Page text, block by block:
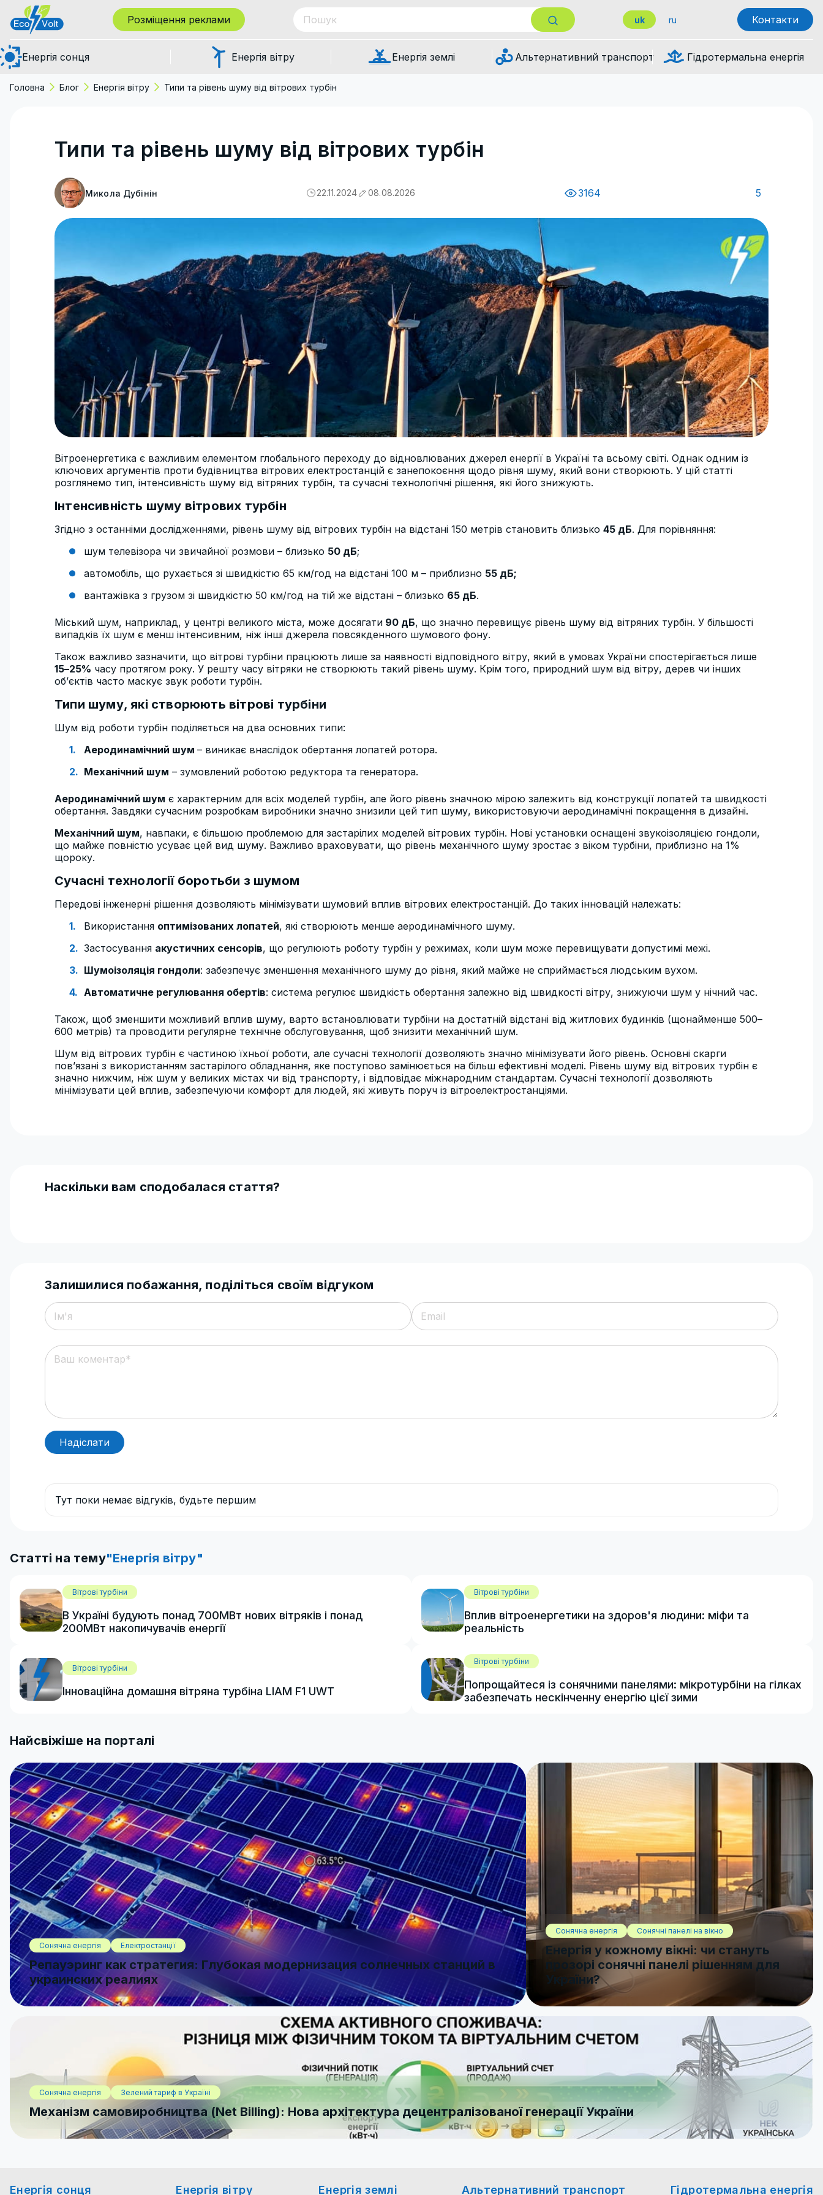
Розміщення реклами uk ru Контакти
Енергія сонця Енергія вітру Енергія землі Альтернативний транспорт Гідротермальна енергія
Головна Блог Енергія вітру Типи та рівень шуму від вітрових турбін
Типи та рівень шуму від вітрових турбін
Микола Дубінін 22.11.2024 08.08.2026 3164 5
Вітроенергетика є важливим елементом глобального переходу до відновлюваних джерел енергії в Україні та всьому світі. Однак одним із
ключових аргументів проти будівництва вітрових електростанцій є занепокоєння щодо рівня шуму, який вони створюють. У цій статті
розглянемо тип, інтенсивність шуму від вітряних турбін, та сучасні технологічні рішення, які його знижують.
Інтенсивність шуму вітрових турбін
Згідно з останніми дослідженнями, рівень шуму від вітрових турбін на відстані 150 метрів становить близько 45 дБ. Для порівняння:
шум телевізора чи звичайної розмови – близько 50 дБ;
автомобіль, що рухається зі швидкістю 65 км/год на відстані 100 м – приблизно 55 дБ;
вантажівка з грузом зі швидкістю 50 км/год на тій же відстані – близько 65 дБ.
Міський шум, наприклад, у центрі великого міста, може досягати 90 дБ, що значно перевищує рівень шуму від вітряних турбін. У більшості
випадків їх шум є менш інтенсивним, ніж інші джерела повсякденного шумового фону.
Також важливо зазначити, що вітрові турбіни працюють лише за наявності відповідного вітру, який в умовах України спостерігається лише
15–25% часу протягом року. У решту часу вітряки не створюють такий рівень шуму. Крім того, природний шум від вітру, дерев чи інших
об’єктів часто маскує звук роботи турбін.
Типи шуму, які створюють вітрові турбіни
Шум від роботи турбін поділяється на два основних типи:
Аеродинамічний шум – виникає внаслідок обертання лопатей ротора.
Механічний шум – зумовлений роботою редуктора та генератора.
Аеродинамічний шум є характерним для всіх моделей турбін, але його рівень значною мірою залежить від конструкції лопатей та швидкості
обертання. Завдяки сучасним розробкам виробники значно знизили цей тип шуму, використовуючи аеродинамічні покращення в дизайні.
Механічний шум, навпаки, є більшою проблемою для застарілих моделей вітрових турбін. Нові установки оснащені звукоізоляцією гондоли,
що майже повністю усуває цей вид шуму. Важливо враховувати, що рівень механічного шуму зростає з віком турбіни, приблизно на 1%
щороку.
Сучасні технології боротьби з шумом
Передові інженерні рішення дозволяють мінімізувати шумовий вплив вітрових електростанцій. До таких інновацій належать:
Використання оптимізованих лопатей, які створюють менше аеродинамічного шуму.
Застосування акустичних сенсорів, що регулюють роботу турбін у режимах, коли шум може перевищувати допустимі межі.
Шумоізоляція гондоли: забезпечує зменшення механічного шуму до рівня, який майже не сприймається людським вухом.
Автоматичне регулювання обертів: система регулює швидкість обертання залежно від швидкості вітру, знижуючи шум у нічний час.
Також, щоб зменшити можливий вплив шуму, варто встановлювати турбіни на достатній відстані від житлових будинків (щонайменше 500–
600 метрів) та проводити регулярне технічне обслуговування, щоб знизити механічний шум.
Шум від вітрових турбін є частиною їхньої роботи, але сучасні технології дозволяють значно мінімізувати його рівень. Основні скарги
пов’язані з використанням застарілого обладнання, яке поступово замінюється на більш ефективні моделі. Рівень шуму від вітрових турбін є
значно нижчим, ніж шум у великих містах чи від транспорту, і відповідає міжнародним стандартам. Сучасні технології дозволяють
мінімізувати цей вплив, забезпечуючи комфорт для людей, які живуть поруч із вітроелектростанціями.
Наскільки вам сподобалася стаття?
Залишилися побажання, поділіться своїм відгуком
Надіслати
Тут поки немає відгуків, будьте першим
Статті на тему"Енергія вітру"
Вітрові турбіни
В Україні будують понад 700МВт нових вітряків і понад
200МВт накопичувачів енергії
Вітрові турбіни
Вплив вітроенергетики на здоров'я людини: міфи та
реальність
Вітрові турбіни
Інноваційна домашня вітряна турбіна LIAM F1 UWT
Вітрові турбіни
Попрощайтеся із сонячними панелями: мікротурбіни на гілках
забезпечать нескінченну енергію цієї зими
Найсвіжіше на порталі
Сонячна енергія Електростанції
Репауэринг как стратегия: Глубокая модернизация солнечных станций в
украинских реалиях
Сонячна енергія Сонячні панелі на вікно
Енергія у кожному вікні: чи стануть
прозорі сонячні панелі рішенням для
України?
Сонячна енергія Зелений тариф в Україні
Механізм самовиробництва (Net Billing): Нова архітектура децентралізованої генерації України
Енергія сонця Енергія вітру Енергія землі Альтернативний транспорт Гідротермальна енергія